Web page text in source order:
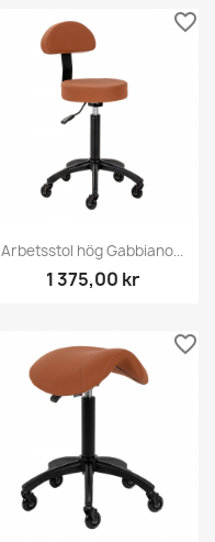
Arbetsstol hög Gabbiano...
1 375,00 kr
favorite_border
favorite_border